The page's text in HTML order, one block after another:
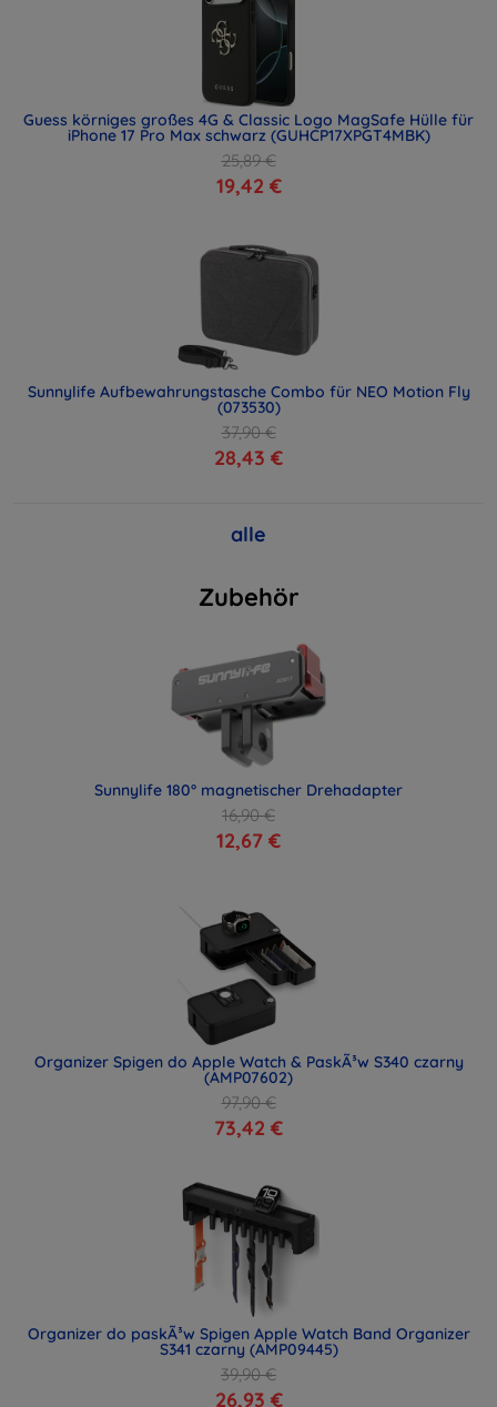
Guess körniges großes 4G & Classic Logo MagSafe Hülle für
iPhone 17 Pro Max schwarz (GUHCP17XPGT4MBK)
25,89 €
19,42 €
Sunnylife Aufbewahrungstasche Combo für NEO Motion Fly
(073530)
37,90 €
28,43 €
alle
Zubehör
Sunnylife 180° magnetischer Drehadapter
16,90 €
12,67 €
Organizer Spigen do Apple Watch & PaskÃ³w S340 czarny
(AMP07602)
97,90 €
73,42 €
Organizer do paskÃ³w Spigen Apple Watch Band Organizer
S341 czarny (AMP09445)
39,90 €
26,93 €